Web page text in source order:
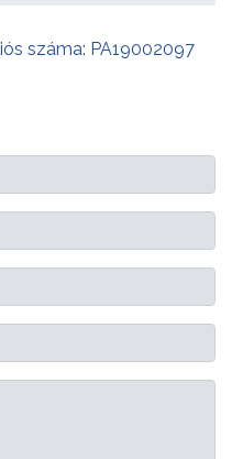
száma: PA19002097